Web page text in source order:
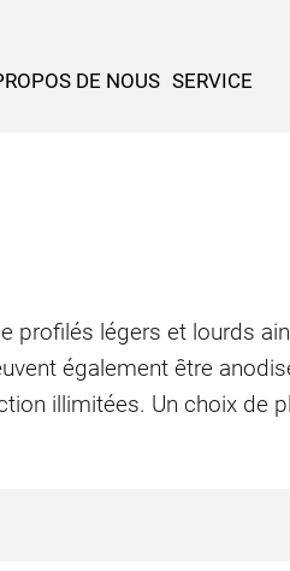
DE NOUS SERVICE
légers et lourds
également être
illimitées. Un choix de